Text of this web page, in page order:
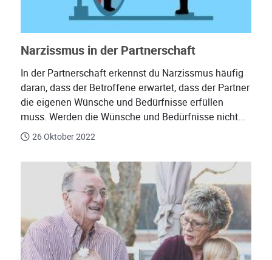
Narzissmus in der Partnerschaft
In der Partnerschaft erkennst du Narzissmus häufig
daran, dass der Betroffene erwartet, dass der Partner
die eigenen Wünsche und Bedürfnisse erfüllen
muss. Werden die Wünsche und Bedürfnisse nicht...
26 Oktober 2022